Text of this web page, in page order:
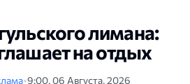
лимана:
на отдых
•9:00, 06 Августа, 2026